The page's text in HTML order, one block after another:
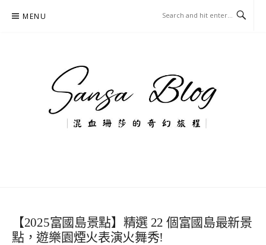
MENU
【2025富國島景點】精選 22 個富國島最新景
點，遊樂園煙火表演火舞秀!